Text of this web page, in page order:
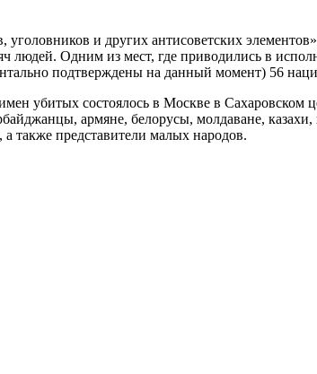
и других антисоветских
людей. Одним из мест, где приводились в
подтверждены на данный момент) 56
убитых состоялось в Москве в Сахаровском
армяне, белорусы, молдаване,
также представители малых народов.